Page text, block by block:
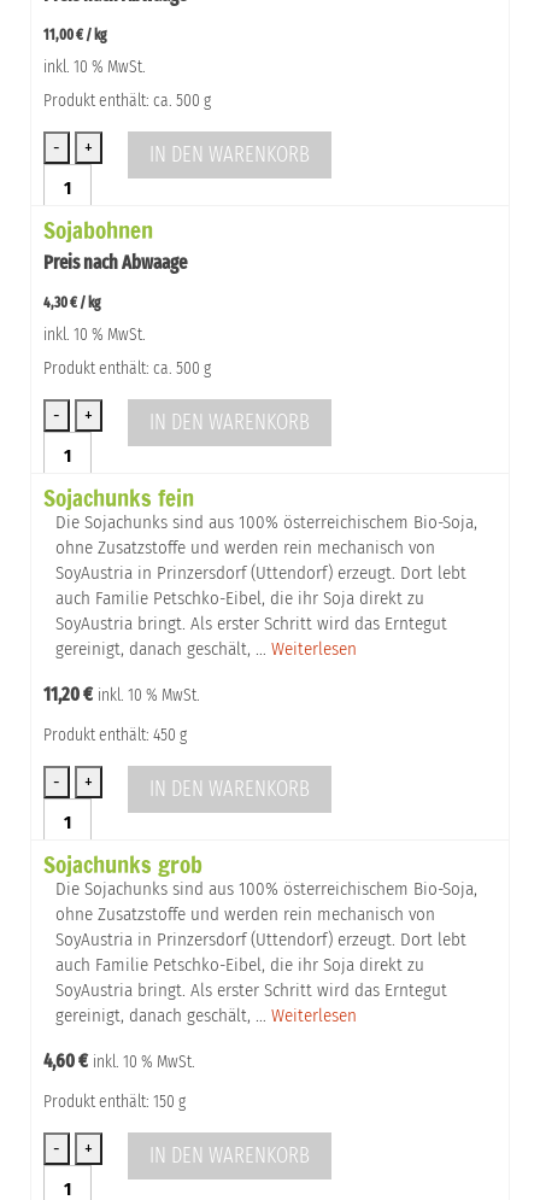
Menge
11,00€ / kg
inkl. 10 % MwSt.
Produkt enthält: ca. 500 g
Bohnen
klein
Menge
IN DEN WARENKORB
Sojabohnen
Preis nach Abwaage
4,30€ / kg
inkl. 10 % MwSt.
Produkt enthält: ca. 500 g
Sojabohnen
Menge
IN DEN WARENKORB
Sojachunks fein
Die Sojachunks sind aus 100% österreichischem Bio-Soja,
ohne Zusatzstoffe und werden rein mechanisch von
SoyAustria in Prinzersdorf (Uttendorf) erzeugt. Dort lebt
auch Familie Petschko-Eibel, die ihr Soja direkt zu
SoyAustria bringt. Als erster Schritt wird das Erntegut
gereinigt, danach geschält, … Weiterlesen
11,20€ inkl. 10 % MwSt.
Produkt enthält: 450 g
Sojachunks
fein
Menge
IN DEN WARENKORB
Sojachunks grob
Die Sojachunks sind aus 100% österreichischem Bio-Soja,
ohne Zusatzstoffe und werden rein mechanisch von
SoyAustria in Prinzersdorf (Uttendorf) erzeugt. Dort lebt
auch Familie Petschko-Eibel, die ihr Soja direkt zu
SoyAustria bringt. Als erster Schritt wird das Erntegut
gereinigt, danach geschält, … Weiterlesen
4,60€ inkl. 10 % MwSt.
Produkt enthält: 150 g
Sojachunks
IN DEN WARENKORB